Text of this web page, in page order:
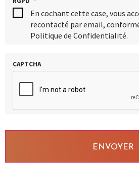
En cochant cette case, vous
recontacté par email,
Politique de Confidentialité.
CAPTCHA